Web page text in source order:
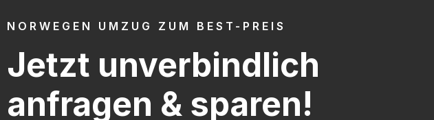
NORWEGEN UMZUG ZUM BEST-PREIS
Jetzt unverbindlich
anfragen & sparen!